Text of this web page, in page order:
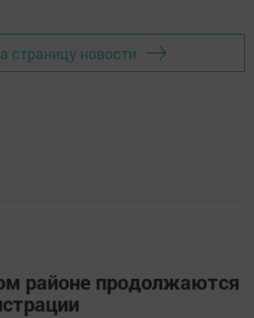
страницу новости
районе продолжаются